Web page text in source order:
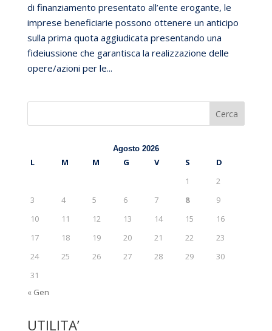
di finanziamento presentato all’ente erogante, le
imprese beneficiarie possono ottenere un anticipo
sulla prima quota aggiudicata presentando una
fideiussione che garantisca la realizzazione delle
opere/azioni per le...
Cerca
Agosto 2026
L M M G V S
D
1
2
3
4 5 6 7 8
9
10
11 12 13 14 15
16
17
18 19 20 21 22
23
24
25 26 27 28 29
30
31
« Gen
UTILITA’